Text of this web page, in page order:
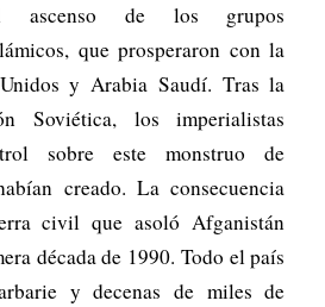
ascenso de los grupos
que prosperaron con la
y Arabia Saudí. Tras la
Soviética, los imperialistas
sobre este monstruo de
creado. La consecuencia
civil que asoló Afganistán
década de 1990. Todo el país
y decenas de miles de